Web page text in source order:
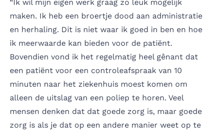
“Ik wil mijn eigen werk graag zo leuk mogelijk
maken. Ik heb een broertje dood aan administratie
en herhaling. Dit is niet waar ik goed in ben en hoe
ik meerwaarde kan bieden voor de patiënt.
Bovendien vond ik het regelmatig heel gênant dat
een patiënt voor een controleafspraak van 10
minuten naar het ziekenhuis moest komen om
alleen de uitslag van een poliep te horen. Veel
mensen denken dat dat goede zorg is, maar goede
zorg is als je dat op een andere manier weet op te